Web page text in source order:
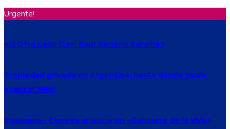
Urgente!
«El Otro Lado De»: Raúl Serrano Sánchez
Propiedad privada en Argentina: hasta dónde pudo
avanzar Milei
Colombia.- Cepeda anuncia un «Gabinete de la Vida»